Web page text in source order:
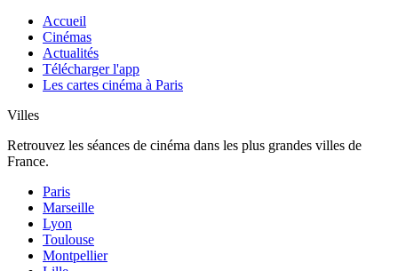
Accueil
Cinémas
Actualités
Télécharger l'app
Les cartes cinéma à Paris
Villes
Retrouvez les séances de cinéma dans les plus grandes villes de
France.
Paris
Marseille
Lyon
Toulouse
Montpellier